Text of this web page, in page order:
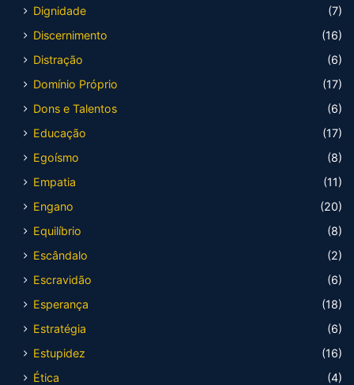
Dignidade
(7)
Discernimento
(16)
Distração
(6)
Domínio Próprio
(17)
Dons e Talentos
(6)
Educação
(17)
Egoísmo
(8)
Empatia
(11)
Engano
(20)
Equilíbrio
(8)
Escândalo
(2)
Escravidão
(6)
Esperança
(18)
Estratégia
(6)
Estupidez
(16)
Ética
(4)